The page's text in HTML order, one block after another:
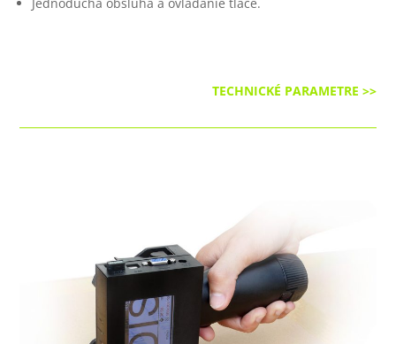
Jednoduchá obsluha a ovládanie tlače.
TECHNICKÉ PARAMETRE >>